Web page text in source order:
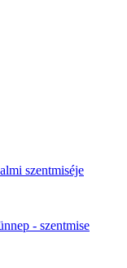
szentmiséje
- szentmise